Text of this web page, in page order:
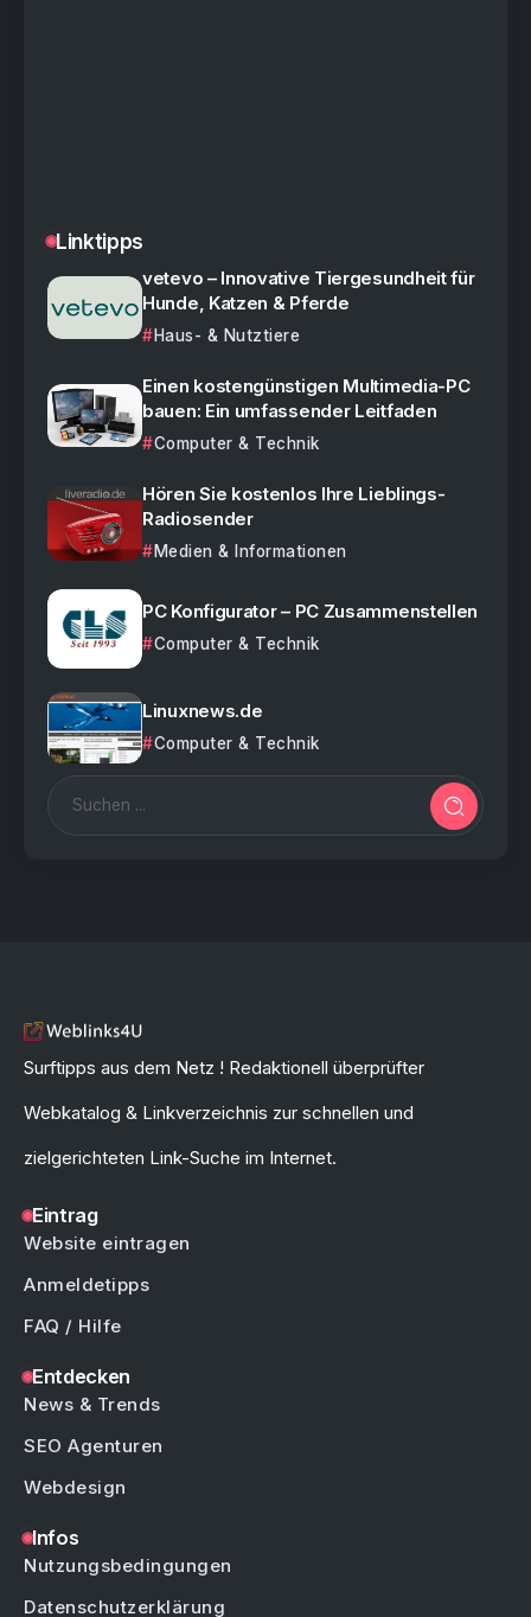
Linktipps
vetevo – Innovative Tiergesundheit für
Hunde, Katzen & Pferde
Haus- & Nutztiere
Einen kostengünstigen Multimedia-PC
bauen: Ein umfassender Leitfaden
Computer & Technik
Hören Sie kostenlos Ihre Lieblings-
Radiosender
Medien & Informationen
PC Konfigurator – PC Zusammenstellen
Computer & Technik
Linuxnews.de
Computer & Technik
Surftipps aus dem Netz ! Redaktionell überprüfter
Webkatalog & Linkverzeichnis zur schnellen und
zielgerichteten Link-Suche im Internet.
Eintrag
Website eintragen
Anmeldetipps
FAQ / Hilfe
Entdecken
News & Trends
SEO Agenturen
Webdesign
Infos
Nutzungsbedingungen
Datenschutzerklärung